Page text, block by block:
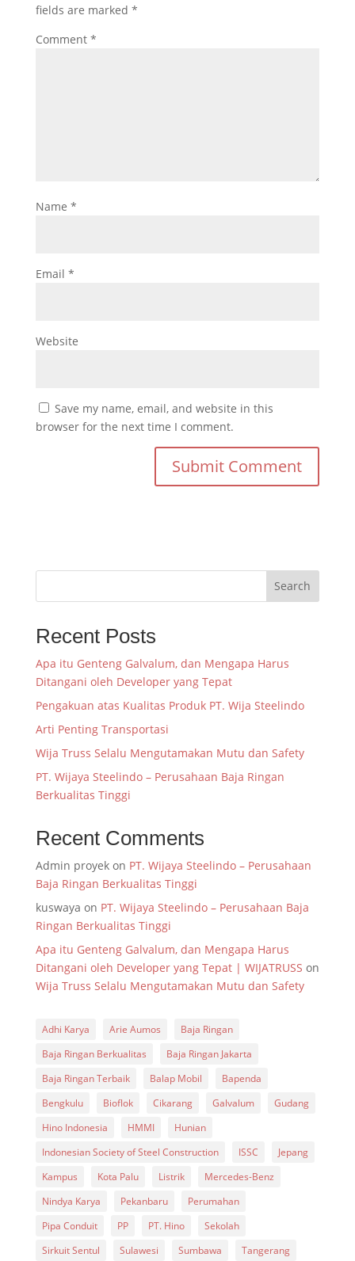
fields are marked *
Comment *
Name *
Email *
Website
Save my name, email, and website in this
browser for the next time I comment.
Search
Recent Posts
Apa itu Genteng Galvalum, dan Mengapa Harus
Ditangani oleh Developer yang Tepat
Pengakuan atas Kualitas Produk PT. Wija Steelindo
Arti Penting Transportasi
Wija Truss Selalu Mengutamakan Mutu dan Safety
PT. Wijaya Steelindo – Perusahaan Baja Ringan
Berkualitas Tinggi
Recent Comments
Admin proyekon PT. Wijaya Steelindo – Perusahaan
Baja Ringan Berkualitas Tinggi
kuswaya on PT. Wijaya Steelindo – Perusahaan Baja
Ringan Berkualitas Tinggi
Apa itu Genteng Galvalum, dan Mengapa Harus
Ditangani oleh Developer yang Tepat | WIJATRUSS on
Wija Truss Selalu Mengutamakan Mutu dan Safety
Adhi Karya Arie Aumos
Baja Ringan
Baja Ringan Berkualitas
Baja Ringan Jakarta
Baja Ringan Terbaik
Balap Mobil
Bapenda
Bengkulu
Bioflok Cikarang Galvalum
Gudang
Hino Indonesia
HMMI
Hunian
Indonesian Society of Steel Construction
ISSC
Jepang
Kampus
Kota Palu Listrik
Mercedes-Benz
Nindya Karya
Pekanbaru
Perumahan
Pipa Conduit
PP PT. Hino
Sekolah
Sirkuit Sentul
Sulawesi Sumbawa Tangerang